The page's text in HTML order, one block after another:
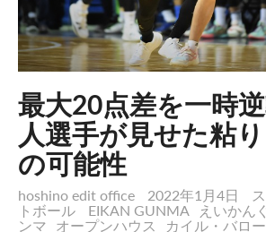
最大20点差を一時
人選手が見せた粘
の可能性
hoshino edit office 2022年1月4日
トボール
EIKAN GUNMA えいかん
ンマ
オープンハウス カイル・バロ